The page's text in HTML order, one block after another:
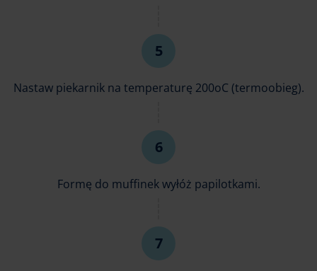
Nastaw piekarnik na temperaturę 200oC (termoobieg).
Formę do muffinek wyłóż papilotkami.